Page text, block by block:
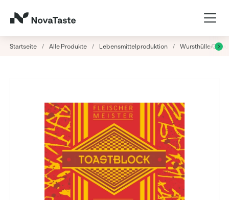
Startseite / Alle Produkte / Lebensmittelproduktion / Wursthülle/